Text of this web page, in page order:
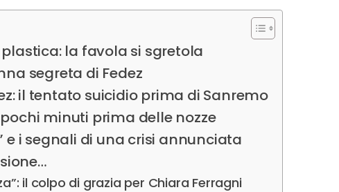
la favola si sgretola
segreta di Fedez
il tentato suicidio prima di Sanremo
minuti prima delle nozze
e i segnali di una crisi annunciata
il colpo di grazia per Chiara Ferragni